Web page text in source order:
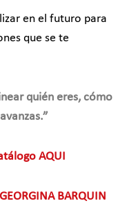
en el futuro para
que se te
quién eres, cómo
AQUI
BARQUIN